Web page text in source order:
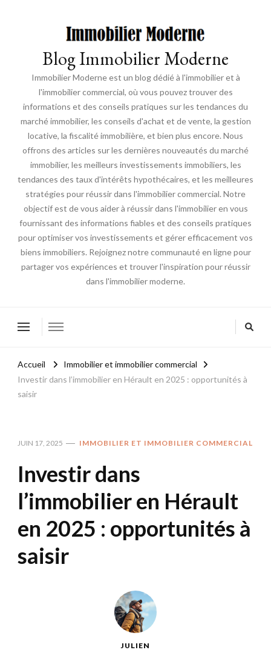
Blog Immobilier Moderne
Immobilier Moderne est un blog dédié à l'immobilier et à
l'immobilier commercial, où vous pouvez trouver des
informations et des conseils pratiques sur les tendances du
marché immobilier, les conseils d'achat et de vente, la gestion
locative, la fiscalité immobilière, et bien plus encore. Nous
offrons des articles sur les dernières nouveautés du marché
immobilier, les meilleurs investissements immobiliers, les
tendances des taux d'intérêts hypothécaires, et les meilleures
stratégies pour réussir dans l'immobilier commercial. Notre
objectif est de vous aider à réussir dans l'immobilier en vous
fournissant des informations fiables et des conseils pratiques
pour optimiser vos investissements et gérer efficacement vos
biens immobiliers. Rejoignez notre communauté en ligne pour
partager vos expériences et trouver l'inspiration pour réussir
dans l'immobilier moderne.
Accueil
Immobilier et immobilier commercial
Investir dans l’immobilier en Hérault en 2025 : opportunités à
saisir
JUIN 17, 2025 IMMOBILIER ET IMMOBILIER COMMERCIAL
Investir dans
l’immobilier en Hérault
en 2025 : opportunités à
saisir
JULIEN